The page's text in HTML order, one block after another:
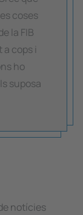
coses
la FIB
cops i
ho
suposa
notícies